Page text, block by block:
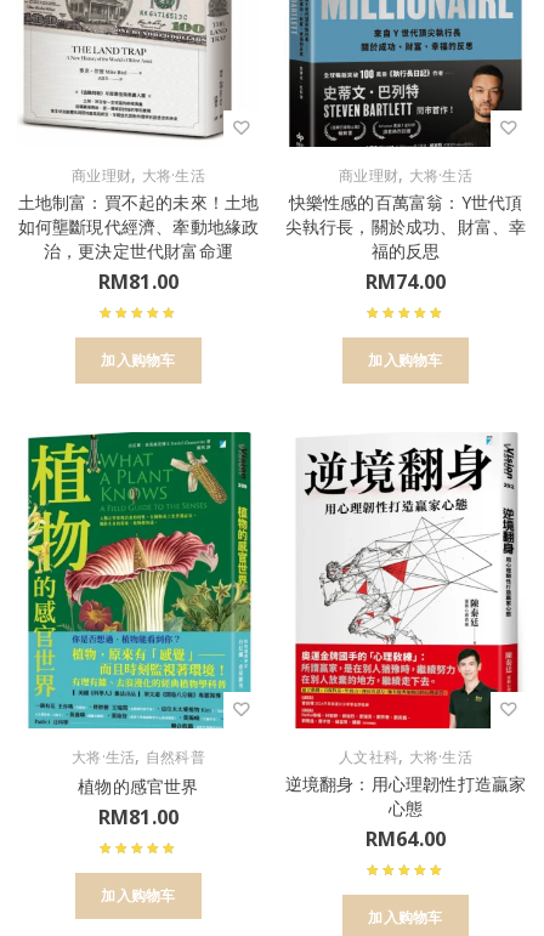
商业理财, 大将·生活
土地制富：買不起的未來！土地
如何壟斷現代經濟、牽動地緣政
治，更決定世代財富命運
RM81.00
加入购物车
商业理财, 大将·生活
快樂性感的百萬富翁：Y世代頂
尖執行長，關於成功、財富、幸
福的反思
RM74.00
加入购物车
大将·生活, 自然科普
植物的感官世界
RM81.00
加入购物车
人文社科, 大将·生活
逆境翻身：用心理韌性打造贏家
心態
RM64.00
加入购物车